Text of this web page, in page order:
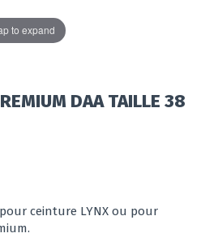
to expand
DAA TAILLE 38
ceinture LYNX ou pour